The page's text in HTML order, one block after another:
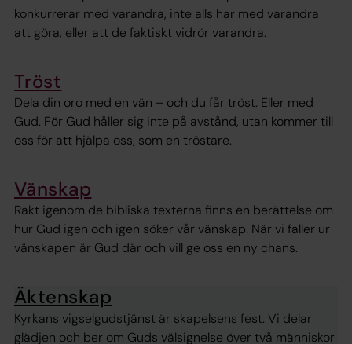
konkurrerar med varandra, inte alls har med varandra
att göra, eller att de faktiskt vidrör varandra.
Tröst
Dela din oro med en vän – och du får tröst. Eller med
Gud. För Gud håller sig inte på avstånd, utan kommer till
oss för att hjälpa oss, som en tröstare.
Vänskap
Rakt igenom de bibliska texterna finns en berättelse om
hur Gud igen och igen söker vår vänskap. När vi faller ur
vänskapen är Gud där och vill ge oss en ny chans.
Äktenskap
Kyrkans vigselgudstjänst är skapelsens fest. Vi delar
glädjen och ber om Guds välsignelse över två människor